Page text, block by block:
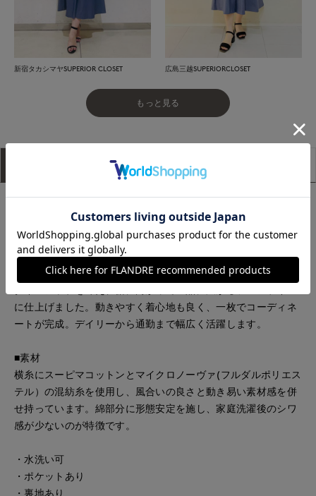
新宿タカシマヤSUPERIOR CLOSET 広島三越SUPERIORCLOSET
もっと見る
サイズ詳細
シャンブレーのインディゴと、サックスのギンガムチェックの
2色展開。爽やかな配色で軽やかに着られる一枚です。開きす
ぎないVネックが顔まわりをすっきり見せ、肩から胸元のタッ
クが立体感のあるシルエットを演出。高めのウエスト位置でス
に仕上げました。動きやすく着心地も良く、一枚でコーディネ
ートが完成。デイリーから通勤まで幅広く活躍します。
■素材
横糸にスーピマコットンとマイクロノーヴァ(フルダルポリエス
テル）の混紡糸を使用し、風合いの良さと動き易い素材感を併
せ持っています。綿部分に形態安定を施し、家庭洗濯後のシワ
感が少ないのが特徴です。
・水洗い可
・ポケットあり
・裏地あり